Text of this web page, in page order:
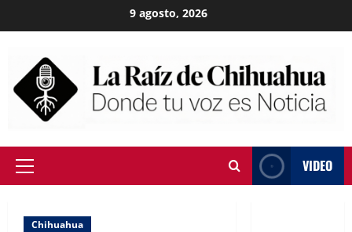
to
9 agosto, 2026
Primary
VIDEO
Chihuahua